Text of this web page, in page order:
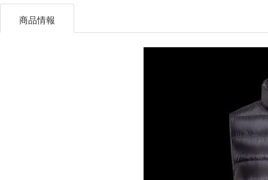
商品情報